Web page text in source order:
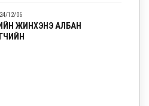
12/06
ЖИНХЭНЭ АЛБАН